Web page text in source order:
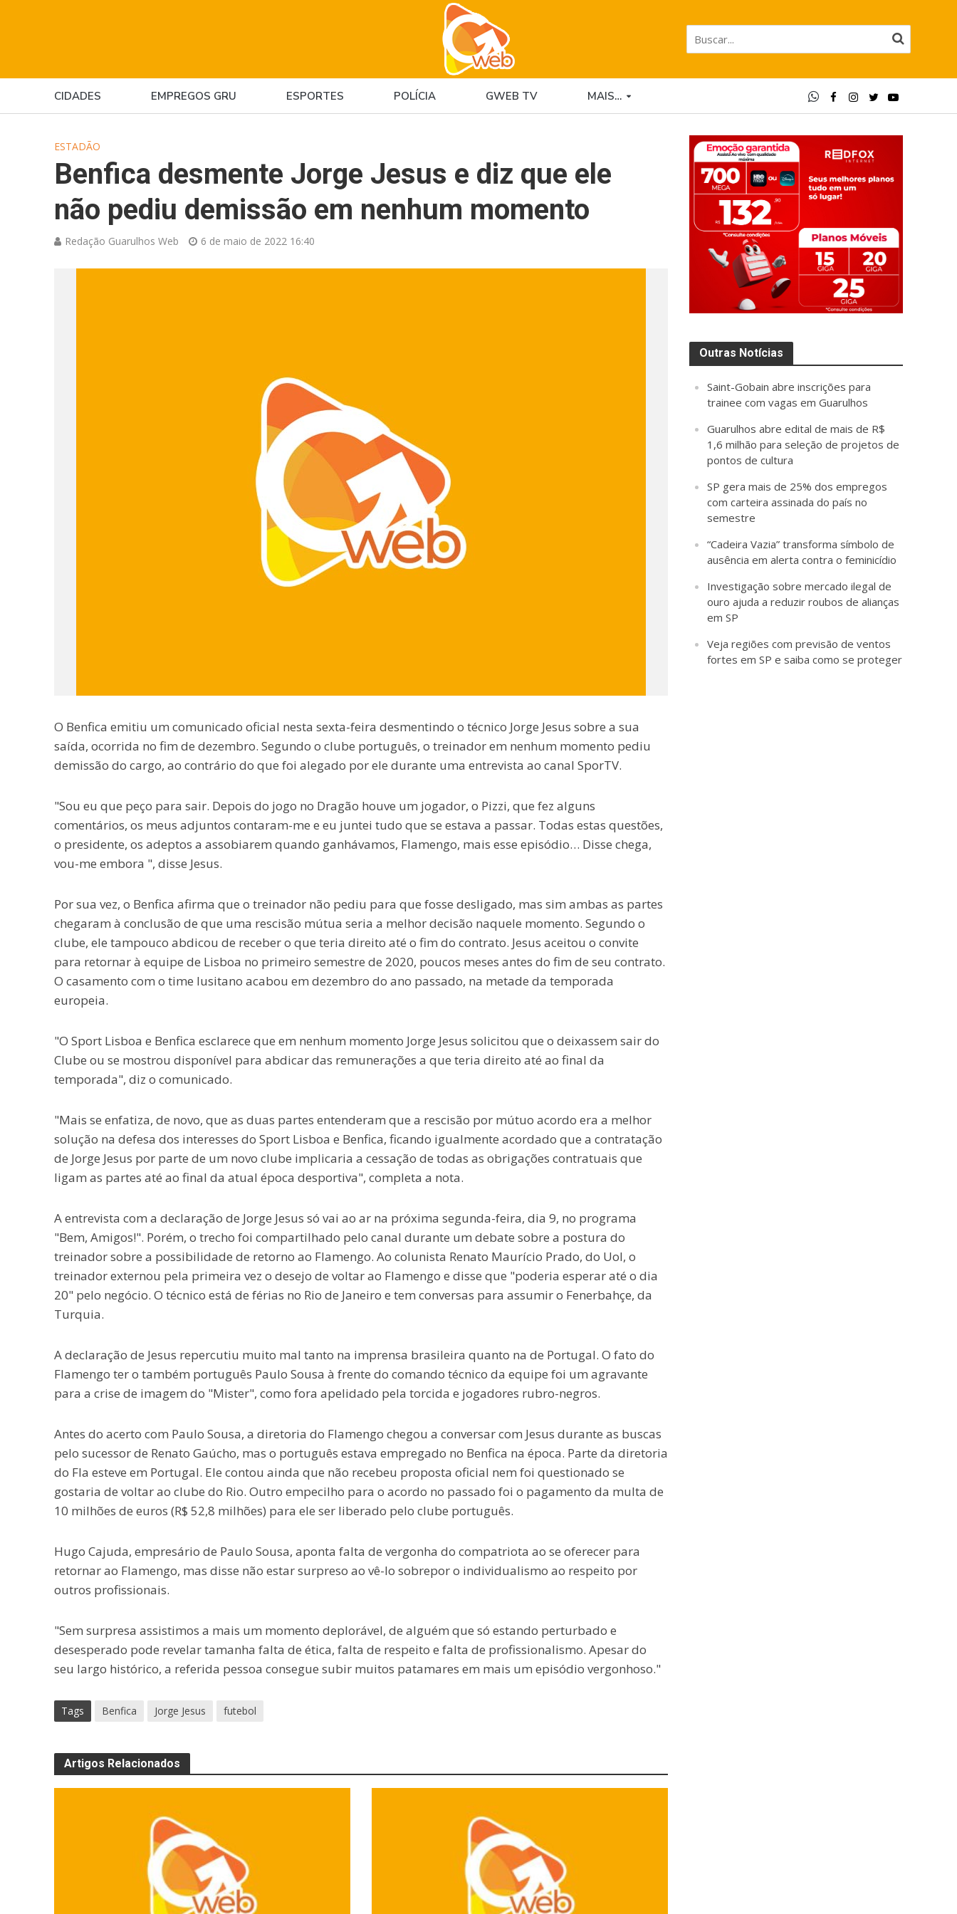
CIDADES EMPREGOS GRU ESPORTES POLÍCIA GWEB TV MAIS…
ESTADÃO
Benfica desmente Jorge Jesus e diz que ele
não pediu demissão em nenhum momento
Redação Guarulhos Web 6 de maio de 2022 16:40
O Benfica emitiu um comunicado oficial nesta sexta-feira desmentindo o técnico Jorge Jesus sobre a sua
saída, ocorrida no fim de dezembro. Segundo o clube português, o treinador em nenhum momento pediu
demissão do cargo, ao contrário do que foi alegado por ele durante uma entrevista ao canal SporTV.
"Sou eu que peço para sair. Depois do jogo no Dragão houve um jogador, o Pizzi, que fez alguns
comentários, os meus adjuntos contaram-me e eu juntei tudo que se estava a passar. Todas estas questões,
o presidente, os adeptos a assobiarem quando ganhávamos, Flamengo, mais esse episódio… Disse chega,
vou-me embora ", disse Jesus.
Por sua vez, o Benfica afirma que o treinador não pediu para que fosse desligado, mas sim ambas as partes
chegaram à conclusão de que uma rescisão mútua seria a melhor decisão naquele momento. Segundo o
clube, ele tampouco abdicou de receber o que teria direito até o fim do contrato. Jesus aceitou o convite
para retornar à equipe de Lisboa no primeiro semestre de 2020, poucos meses antes do fim de seu contrato.
O casamento com o time lusitano acabou em dezembro do ano passado, na metade da temporada
europeia.
"O Sport Lisboa e Benfica esclarece que em nenhum momento Jorge Jesus solicitou que o deixassem sair do
Clube ou se mostrou disponível para abdicar das remunerações a que teria direito até ao final da
temporada", diz o comunicado.
"Mais se enfatiza, de novo, que as duas partes entenderam que a rescisão por mútuo acordo era a melhor
solução na defesa dos interesses do Sport Lisboa e Benfica, ficando igualmente acordado que a contratação
de Jorge Jesus por parte de um novo clube implicaria a cessação de todas as obrigações contratuais que
ligam as partes até ao final da atual época desportiva", completa a nota.
A entrevista com a declaração de Jorge Jesus só vai ao ar na próxima segunda-feira, dia 9, no programa
"Bem, Amigos!". Porém, o trecho foi compartilhado pelo canal durante um debate sobre a postura do
treinador sobre a possibilidade de retorno ao Flamengo. Ao colunista Renato Maurício Prado, do Uol, o
treinador externou pela primeira vez o desejo de voltar ao Flamengo e disse que "poderia esperar até o dia
20" pelo negócio. O técnico está de férias no Rio de Janeiro e tem conversas para assumir o Fenerbahçe, da
Turquia.
A declaração de Jesus repercutiu muito mal tanto na imprensa brasileira quanto na de Portugal. O fato do
Flamengo ter o também português Paulo Sousa à frente do comando técnico da equipe foi um agravante
para a crise de imagem do "Mister", como fora apelidado pela torcida e jogadores rubro-negros.
Antes do acerto com Paulo Sousa, a diretoria do Flamengo chegou a conversar com Jesus durante as buscas
pelo sucessor de Renato Gaúcho, mas o português estava empregado no Benfica na época. Parte da diretoria
do Fla esteve em Portugal. Ele contou ainda que não recebeu proposta oficial nem foi questionado se
gostaria de voltar ao clube do Rio. Outro empecilho para o acordo no passado foi o pagamento da multa de
10 milhões de euros (R$ 52,8 milhões) para ele ser liberado pelo clube português.
Hugo Cajuda, empresário de Paulo Sousa, aponta falta de vergonha do compatriota ao se oferecer para
retornar ao Flamengo, mas disse não estar surpreso ao vê-lo sobrepor o individualismo ao respeito por
outros profissionais.
"Sem surpresa assistimos a mais um momento deplorável, de alguém que só estando perturbado e
desesperado pode revelar tamanha falta de ética, falta de respeito e falta de profissionalismo. Apesar do
seu largo histórico, a referida pessoa consegue subir muitos patamares em mais um episódio vergonhoso."
Tags Benfica Jorge Jesus futebol
Artigos Relacionados
Outras Notícias
Saint-Gobain abre inscrições para
trainee com vagas em Guarulhos
Guarulhos abre edital de mais de R$
1,6 milhão para seleção de projetos de
pontos de cultura
SP gera mais de 25% dos empregos
com carteira assinada do país no
semestre
“Cadeira Vazia” transforma símbolo de
ausência em alerta contra o feminicídio
Investigação sobre mercado ilegal de
ouro ajuda a reduzir roubos de alianças
em SP
Veja regiões com previsão de ventos
fortes em SP e saiba como se proteger